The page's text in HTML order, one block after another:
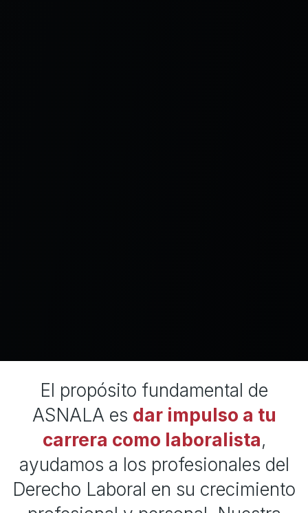
El propósito fundamental de
ASNALA es dar impulso a tu
carrera como laboralista,
ayudamos a los profesionales del
Derecho Laboral en su crecimiento